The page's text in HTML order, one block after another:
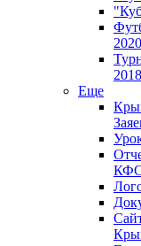
2018
Еще
КФС